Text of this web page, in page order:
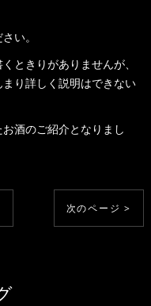
い。
ときりがありませんが、
り詳しく説明はできない
酒のご紹介となりまし
次のページ >